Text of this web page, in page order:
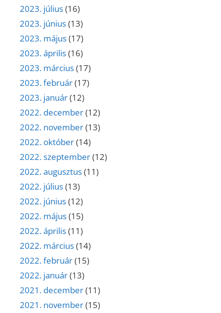
2023. július(16)
2023. június(13)
2023. május(17)
2023. április(16)
2023. március(17)
2023. február(17)
2023. január(12)
2022. december(12)
2022. november(13)
2022. október(14)
2022. szeptember(12)
2022. augusztus(11)
2022. július(13)
2022. június(12)
2022. május(15)
2022. április(11)
2022. március(14)
2022. február(15)
2022. január(13)
2021. december(11)
2021. november(15)